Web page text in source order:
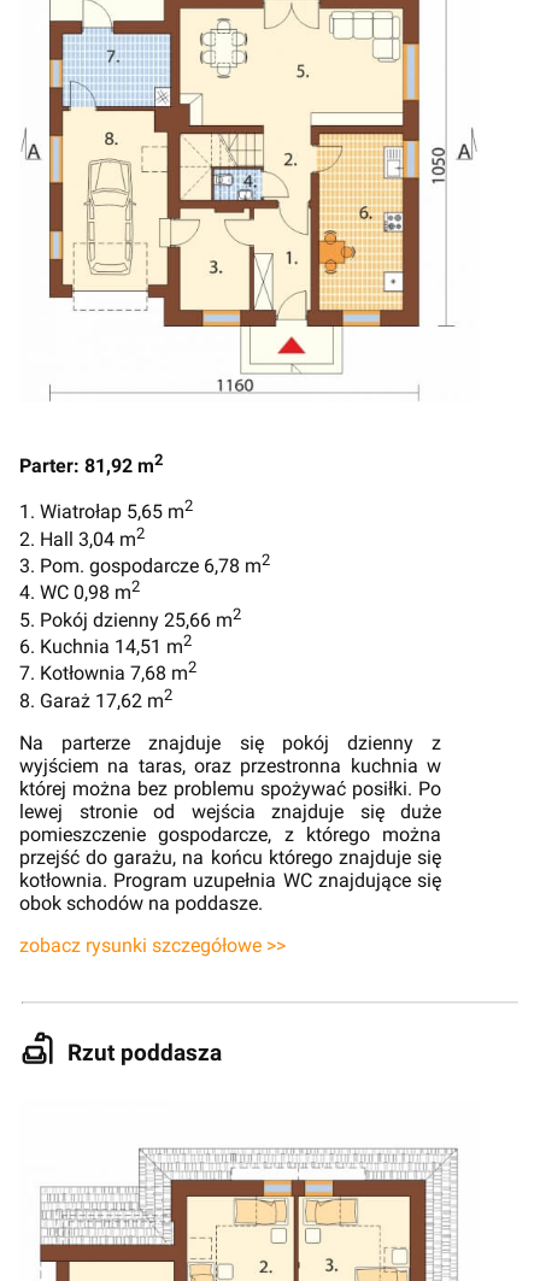
Parter: 81,92 m2
1. Wiatrołap 5,65 m2
2. Hall 3,04 m2
3. Pom. gospodarcze 6,78 m2
4. WC 0,98 m2
5. Pokój dzienny 25,66 m2
6. Kuchnia 14,51 m2
7. Kotłownia 7,68 m2
8. Garaż 17,62 m2
Na parterze znajduje się pokój dzienny z
wyjściem na taras, oraz przestronna kuchnia w
której można bez problemu spożywać posiłki. Po
lewej stronie od wejścia znajduje się duże
pomieszczenie gospodarcze, z którego można
przejść do garażu, na końcu którego znajduje się
kotłownia. Program uzupełnia WC znajdujące się
obok schodów na poddasze.
zobacz rysunki szczegółowe >>
Rzut poddasza